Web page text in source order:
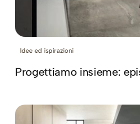
Idee ed ispirazioni
Progettiamo insieme: